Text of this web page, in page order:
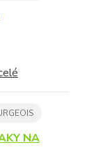
NA